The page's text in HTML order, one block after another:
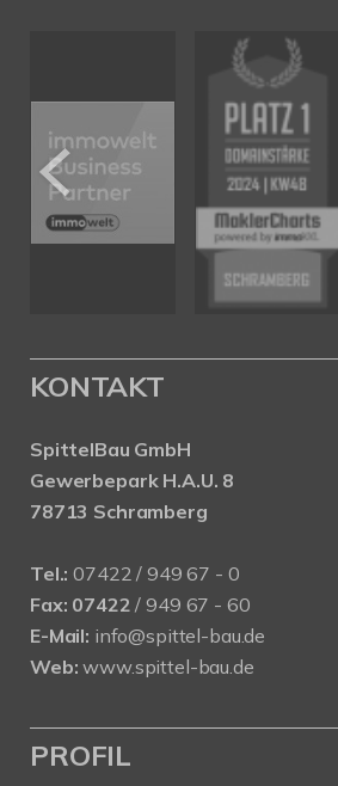
KONTAKT
SpittelBau GmbH
Gewerbepark H.A.U. 8
78713 Schramberg
Tel.: 07422 / 949 67 - 0
Fax: 07422 / 949 67 - 60
E-Mail: info@spittel-bau.de
Web: www.spittel-bau.de
PROFIL